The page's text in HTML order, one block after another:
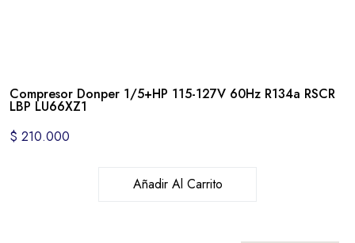
Compresor Donper 1/5+HP 115-127V 60Hz R134a RSCR
LBP LU66XZ1
$ 210.000
Añadir Al Carrito